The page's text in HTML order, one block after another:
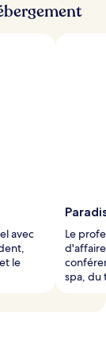
avec
le
Le
spa, du